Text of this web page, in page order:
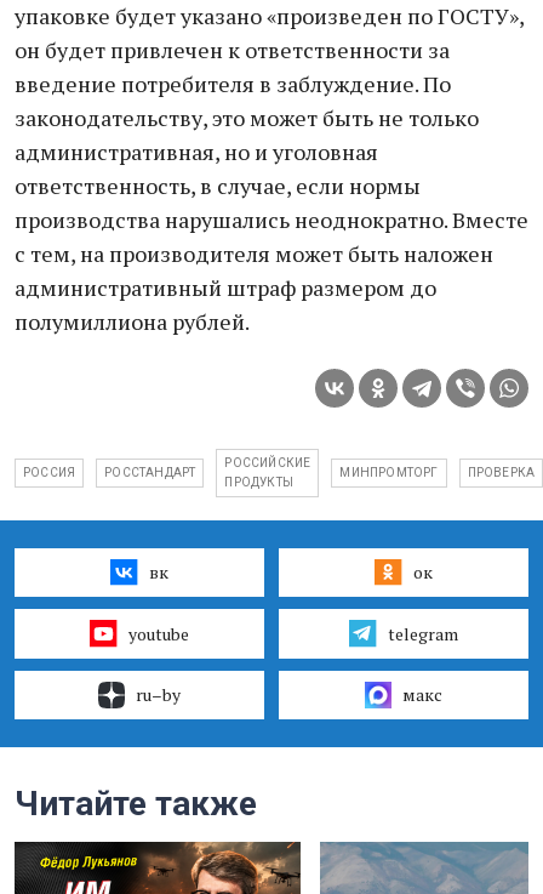
упаковке будет указано «произведен по ГОСТУ»,
он будет привлечен к ответственности за
введение потребителя в заблуждение. По
законодательству, это может быть не только
административная, но и уголовная
ответственность, в случае, если нормы
производства нарушались неоднократно. Вместе
с тем, на производителя может быть наложен
административный штраф размером до
полумиллиона рублей.
РОССИЯ РОССТАНДАРТ
РОССИЙСКИЕ
ПРОДУКТЫ
МИНПРОМТОРГ ПРОВЕРКА
вк ок
youtube telegram
ru–by макс
Читайте также